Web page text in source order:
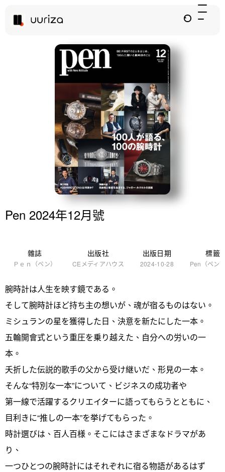
Pen 2024年12月號
雜誌
Ｐｅｎ（ペン）
出版社
CEメディアハウス
出版日期
2024-10-28
標籤
Pen（ペン
腕時計は人生を映す鏡である。
そして腕時計ほど持ち主の想いが、魂が宿るものはない。
ミシュランの星を獲得した日、決意を新たにした一本。
五輪開會式という重圧を乗り越えた、自分への労いの一
本。
夭折した伝説的歌手の父から受け継いだ、形見の一本。
そんな“特別な一本”について、ビジネスの成功者や
第一線で活躍するクリエイターに語ってもらうとともに、
目利きに“推しの一本”を挙げてもらった。
時計選びは、百人百様。そこにはさまざまなドラマがあ
り、
一つひとつの腕時計にはそれぞれに宿る物語があるはず